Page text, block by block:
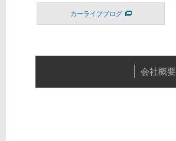
カーライフブログ
会社概要